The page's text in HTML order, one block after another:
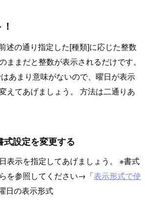
述の通り指定した[種類]に応じた整数
ままだと整数が表示されるだけです。
あまり意味がないので、曜日が表示
えてあげましょう。 方法は二通りあ
式設定を変更する
表示を指定してあげましょう。 ※書式
を参照してください→「表示形式で使
日の表示形式